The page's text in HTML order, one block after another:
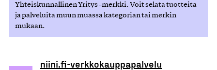
Yhteiskunnallinen Yritys -merkki. Voit selata tuotteita
ja palveluita muun muassa kategorian tai merkin
mukaan.
niini.fi-verkkokauppapalvelu